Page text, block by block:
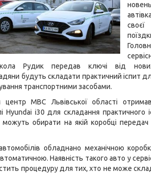
Рудик передав ключі від
будуть складати практичний іспит
транспортними засобами.
центр МВС Львівської області
Hyundai i30 для складання практичного
можуть обирати на якій коробці
обладнано механічною
Наявність такого авто у
процедуру для тих, хто не може